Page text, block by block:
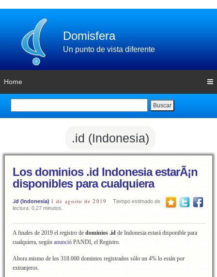
Domisfera
Un punto de vista diferente
Home
Buscar
.id (Indonesia)
Los dominios .id Indonesia estarÃ¡n
disponibles para cualquiera
.id (Indonesia) 1 de agosto de 2019
Tiempo estimado de
lectura: 0,27 minutos.
A finales de 2019 el registro de dominios .id de Indonesia estará disponible para
cualquiera, según anunció PANDI, el Registro.
Ahora mismo de los 318.000 dominios registrados sólo un 4% lo están por
extranjeros.